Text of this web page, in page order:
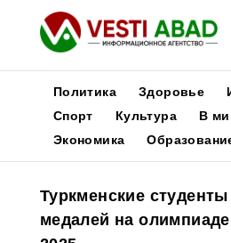
Новости
Медиа
Афиша
Политика Здоровье
Спорт
Культура В
Экономика
Туркменские
медалей на олимпиаде